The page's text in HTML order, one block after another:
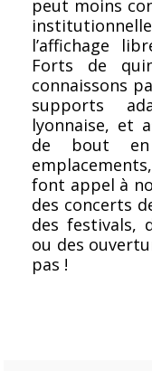
peut moins
l’affichage
Forts de
connaissons
supports
lyonnaise, et
de bout
font appel à
des concerts
des festivals,
ou des
pas !